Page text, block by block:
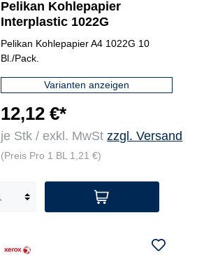
Pelikan Kohlepapier
Interplastic 1022G
Pelikan Kohlepapier A4 1022G 10
Bl./Pack.
Varianten anzeigen
12,12 €*
je Stk / exkl. MwStzzgl. Versand
(Preis Pro 1 BL 1,21 €)